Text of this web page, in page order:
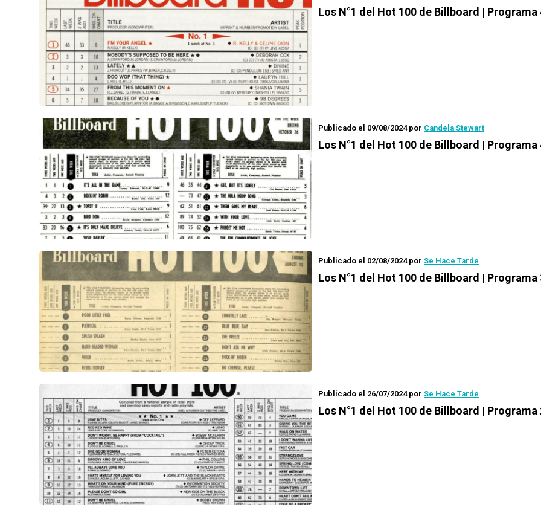
Los N°1 del Hot 100 de Billboard | Programa
Publicado el 09/08/2024por Candela Stewart
Los N°1 del Hot 100 de Billboard | Programa
Publicado el 02/08/2024por Se Hace Tarde
Los N°1 del Hot 100 de Billboard | Programa
Publicado el 26/07/2024por Se Hace Tarde
Los N°1 del Hot 100 de Billboard | Programa